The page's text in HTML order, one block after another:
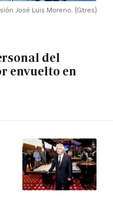
José Luis Moreno. (Gtres)
del
envuelto en